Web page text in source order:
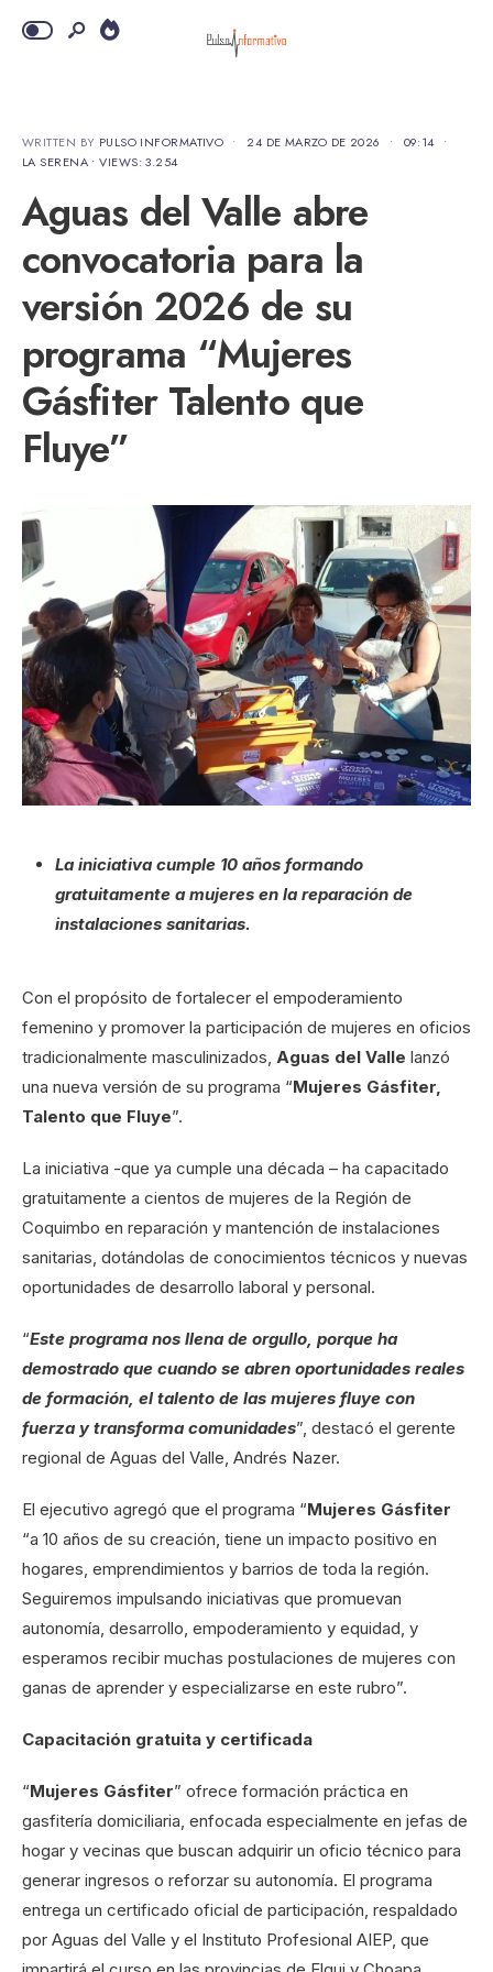
WRITTEN BY PULSO INFORMATIVO • 24 DE MARZO DE 2026 • 09:14 •
LA SERENA •VIEWS: 3.254
Aguas del Valle abre
convocatoria para la
versión 2026 de su
programa “Mujeres
Gásfiter Talento que
Fluye”
La iniciativa cumple 10 años formando
gratuitamente a mujeres en la reparación de
instalaciones sanitarias.
Con el propósito de fortalecer el empoderamiento
femenino y promover la participación de mujeres en oficios
tradicionalmente masculinizados, Aguas del Valle lanzó
una nueva versión de su programa “Mujeres Gásfiter,
Talento que Fluye”.
La iniciativa -que ya cumple una década – ha capacitado
gratuitamente a cientos de mujeres de la Región de
Coquimbo en reparación y mantención de instalaciones
sanitarias, dotándolas de conocimientos técnicos y nuevas
oportunidades de desarrollo laboral y personal.
“Este programa nos llena de orgullo, porque ha
demostrado que cuando se abren oportunidades reales
de formación, el talento de las mujeres fluye con
fuerza y transforma comunidades”, destacó el gerente
regional de Aguas del Valle, Andrés Nazer.
El ejecutivo agregó que el programa “Mujeres Gásfiter
“a 10 años de su creación, tiene un impacto positivo en
hogares, emprendimientos y barrios de toda la región.
Seguiremos impulsando iniciativas que promuevan
autonomía, desarrollo, empoderamiento y equidad, y
esperamos recibir muchas postulaciones de mujeres con
ganas de aprender y especializarse en este rubro”.
Capacitación gratuita y certificada
“Mujeres Gásfiter” ofrece formación práctica en
gasfitería domiciliaria, enfocada especialmente en jefas de
hogar y vecinas que buscan adquirir un oficio técnico para
generar ingresos o reforzar su autonomía. El programa
entrega un certificado oficial de participación, respaldado
por Aguas del Valle y el Instituto Profesional AIEP, que